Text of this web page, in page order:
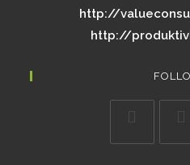
http://
http://